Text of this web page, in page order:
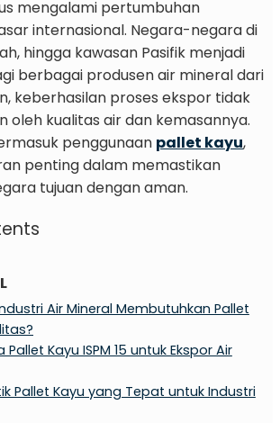
mengalami pertumbuhan
internasional. Negara-negara di
hingga kawasan Pasifik menjadi
berbagai produsen air mineral dari
keberhasilan proses ekspor tidak
oleh kualitas air dan kemasannya.
penggunaan pallet kayu,
penting dalam memastikan
tujuan dengan aman.
Air Mineral Membutuhkan Pallet
Kayu ISPM 15 untuk Ekspor Air
Pallet Kayu yang Tepat untuk Industri